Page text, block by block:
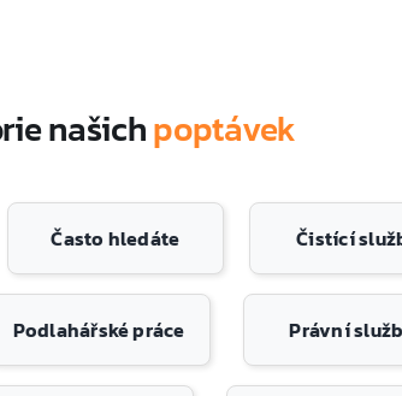
našichpoptávek
Často hledáte Čistící
Podlahářské práce Právní